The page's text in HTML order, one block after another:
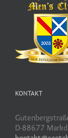
KONTAKT
D-88677